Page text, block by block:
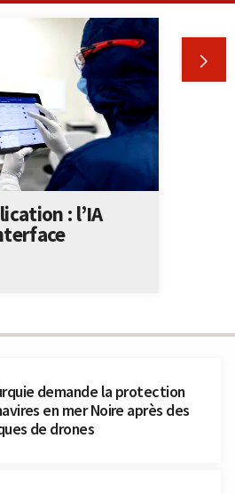
demande la protection
en mer Noire après des
de drones

: l’IA